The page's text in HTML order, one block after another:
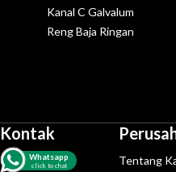
Kanal C Galvalum
Reng Baja Ringan
Kontak
Whatsapp
click to chat
Tentang